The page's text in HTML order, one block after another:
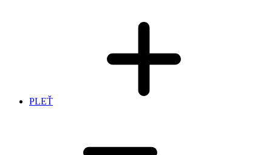
PLEŤ